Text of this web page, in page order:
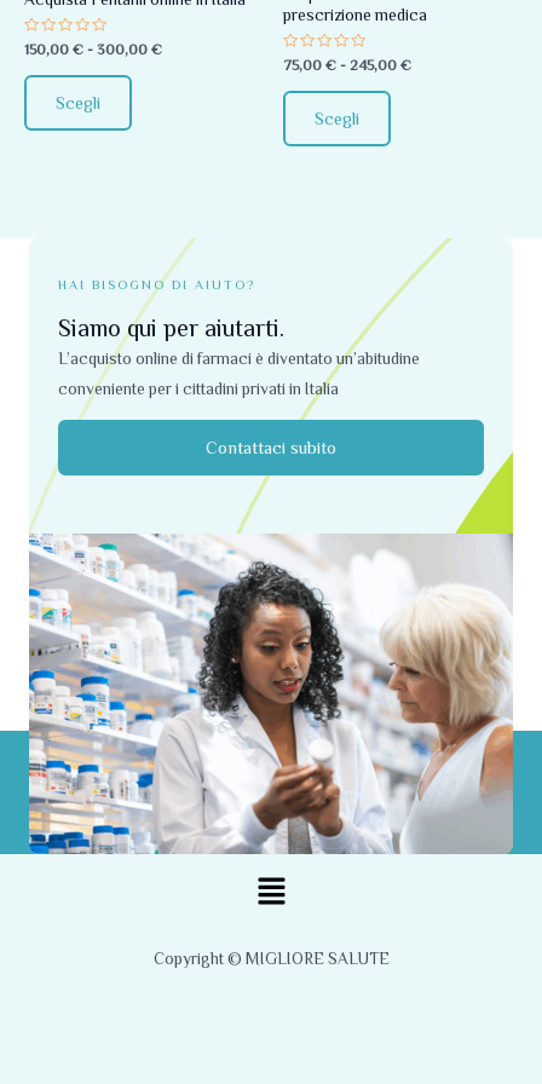
Valutato
0
su
5
150,00 € - 300,00 €
Scegli
scelte
nella
prescrizione medica
Valutato
0
su
5
75,00 € - 245,00 €
Scegli
essere
scelte
del
HAI BISOGNO DI AIUTO?
Siamo qui per aiutarti.
L’acquisto online di farmaci è diventato un’abitudine
conveniente per i cittadini privati ​​in Italia
Contattaci subito
Menu
Copyright © MIGLIORE SALUTE